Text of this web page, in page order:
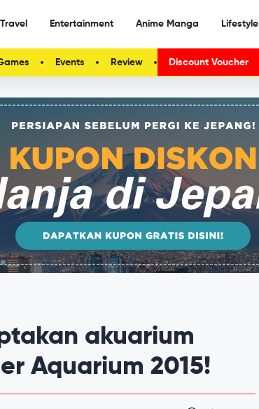
Entertainment Anime Manga Lifestyle
Events Review Discount Voucher
akuarium
Aquarium 2015!